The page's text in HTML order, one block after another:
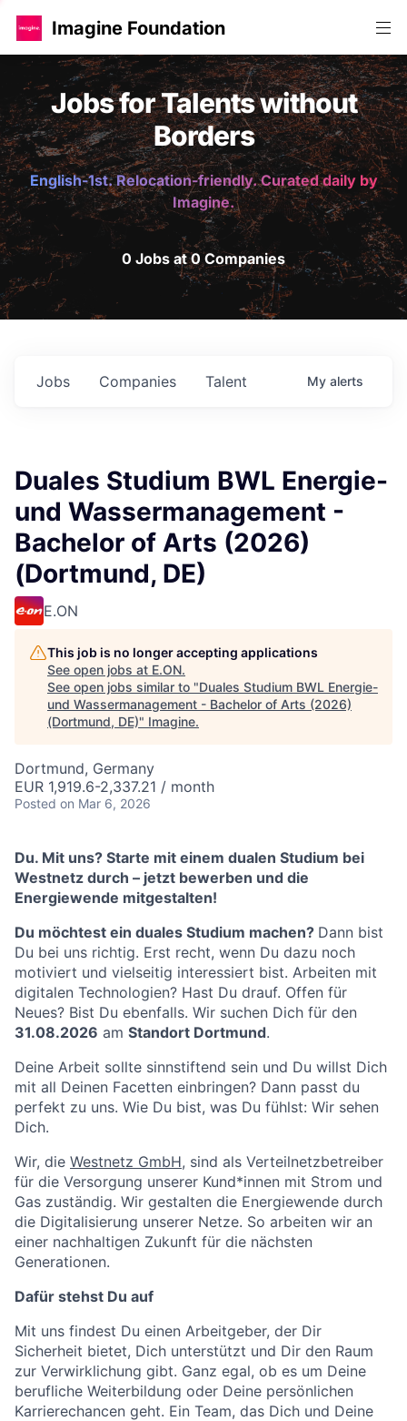
Imagine Foundation
Jobs for Talents without
Borders
English-1st. Relocation-friendly. Curated daily by
Imagine.
0 Jobs at 0 Companies
Jobs Companies Talent My alerts
Duales Studium BWL Energie-
und Wassermanagement -
Bachelor of Arts (2026)
(Dortmund, DE)
E.ON
This job is no longer accepting applications
See open jobs at E.ON.
See open jobs similar to "Duales Studium BWL Energie-
und Wassermanagement - Bachelor of Arts (2026)
(Dortmund, DE)" Imagine.
Dortmund, Germany
EUR 1,919.6-2,337.21 / month
Posted on Mar 6, 2026
Du. Mit uns? Starte mit einem dualen Studium bei
Westnetz durch – jetzt bewerben und die
Energiewende mitgestalten!
Du möchtest ein duales Studium machen? Dann bist
Du bei uns richtig. Erst recht, wenn Du dazu noch
motiviert und vielseitig interessiert bist. Arbeiten mit
digitalen Technologien? Hast Du drauf. Offen für
Neues? Bist Du ebenfalls. Wir suchen Dich für den
31.08.2026 am Standort Dortmund.
Deine Arbeit sollte sinnstiftend sein und Du willst Dich
mit all Deinen Facetten einbringen? Dann passt du
perfekt zu uns. Wie Du bist, was Du fühlst: Wir sehen
Dich.
Wir, die Westnetz GmbH, sind als Verteilnetzbetreiber
für die Versorgung unserer Kund*innen mit Strom und
Gas zuständig. Wir gestalten die Energiewende durch
die Digitalisierung unserer Netze. So arbeiten wir an
einer nachhaltigen Zukunft für die nächsten
Generationen.
Dafür stehst Du auf
Mit uns findest Du einen Arbeitgeber, der Dir
Sicherheit bietet, Dich unterstützt und Dir den Raum
zur Verwirklichung gibt. Ganz egal, ob es um Deine
berufliche Weiterbildung oder Deine persönlichen
Karrierechancen geht. Ein Team, das Dich und Deine